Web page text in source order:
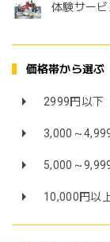
体験サービ
価格帯から選ぶ
2999円以下
3,000～
5,000～
10,000円以